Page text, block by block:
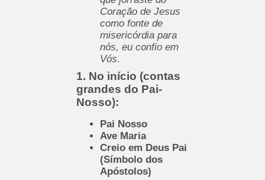
Coração de Jesus
como fonte de
misericórdia para
nós, eu confio em
Vós.
1. No início (contas
grandes do Pai-
Nosso):
Pai Nosso
Ave Maria
Creio em Deus Pai
(Símbolo dos
Apóstolos)